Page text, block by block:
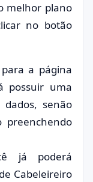
melhor plano
no botão
a página
possuir uma
senão
preenchendo
já poderá
Cabeleireiro